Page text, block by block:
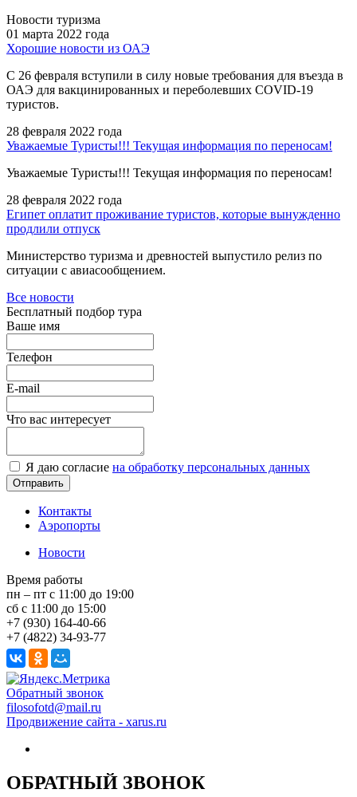
Новости туризма
01 марта 2022 года
Хорошие новости из ОАЭ
С 26 февраля вступили в силу новые требования для въезда в
ОАЭ для вакцинированных и переболевших COVID-19
туристов.
28 февраля 2022 года
Уважаемые Туристы!!! Текущая информация по переносам!
Уважаемые Туристы!!! Текущая информация по переносам!
28 февраля 2022 года
Египет оплатит проживание туристов, которые вынужденно
продлили отпуск
Министерство туризма и древностей выпустило релиз по
ситуации с авиасообщением.
Все новости
Бесплатный подбор тура
Ваше имя
Телефон
E-mail
Что вас интересует
Я даю согласие на обработку персональных данных
Контакты
Аэропорты
Новости
Время работы
пн – пт с 11:00 до 19:00
сб с 11:00 до 15:00
+7 (930) 164-40-66
+7 (4822) 34-93-77
Обратный звонок
filosofotd@mail.ru
Продвижение сайта - xarus.ru
ОБРАТНЫЙ ЗВОНОК